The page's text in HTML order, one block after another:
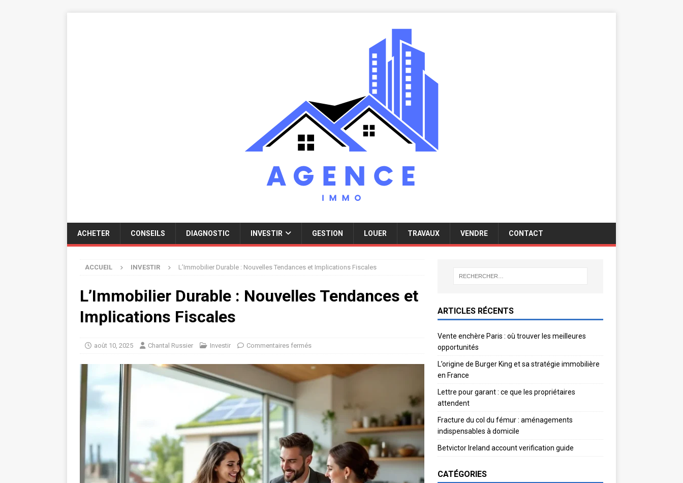
ACHETER CONSEILS DIAGNOSTIC INVESTIR GESTION LOUER TRAVAUX VENDRE CONTACT
ACCUEIL INVESTIR L’Immobilier Durable : Nouvelles Tendances et Implications Fiscales
L’Immobilier Durable : Nouvelles Tendances et
Implications Fiscales
août 10, 2025 Chantal Russier Investir Commentaires fermés
ARTICLES RÉCENTS
Vente enchère Paris : où trouver les meilleures
opportunités
L’origine de Burger King et sa stratégie immobilière
en France
Lettre pour garant : ce que les propriétaires
attendent
Fracture du col du fémur : aménagements
indispensables à domicile
Betvictor Ireland account verification guide
CATÉGORIES